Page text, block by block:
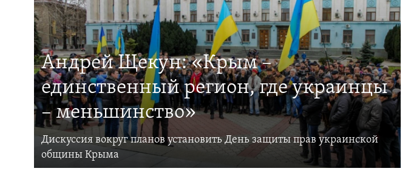
Андрей Щекун: «Крым –
единственный регион, где украинцы
– меньшинство»
Дискуссия вокруг планов установить День защиты прав украинской
общины Крыма